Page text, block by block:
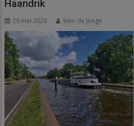
Haandrik
29 mei 2026 Wim de Jonge